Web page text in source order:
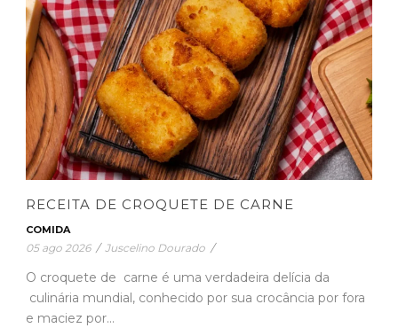
RECEITA DE CROQUETE DE CARNE
COMIDA
05 ago 2026 / Juscelino Dourado /
O croquete de carne é uma verdadeira delícia da
culinária mundial, conhecido por sua crocância por fora
e maciez por...